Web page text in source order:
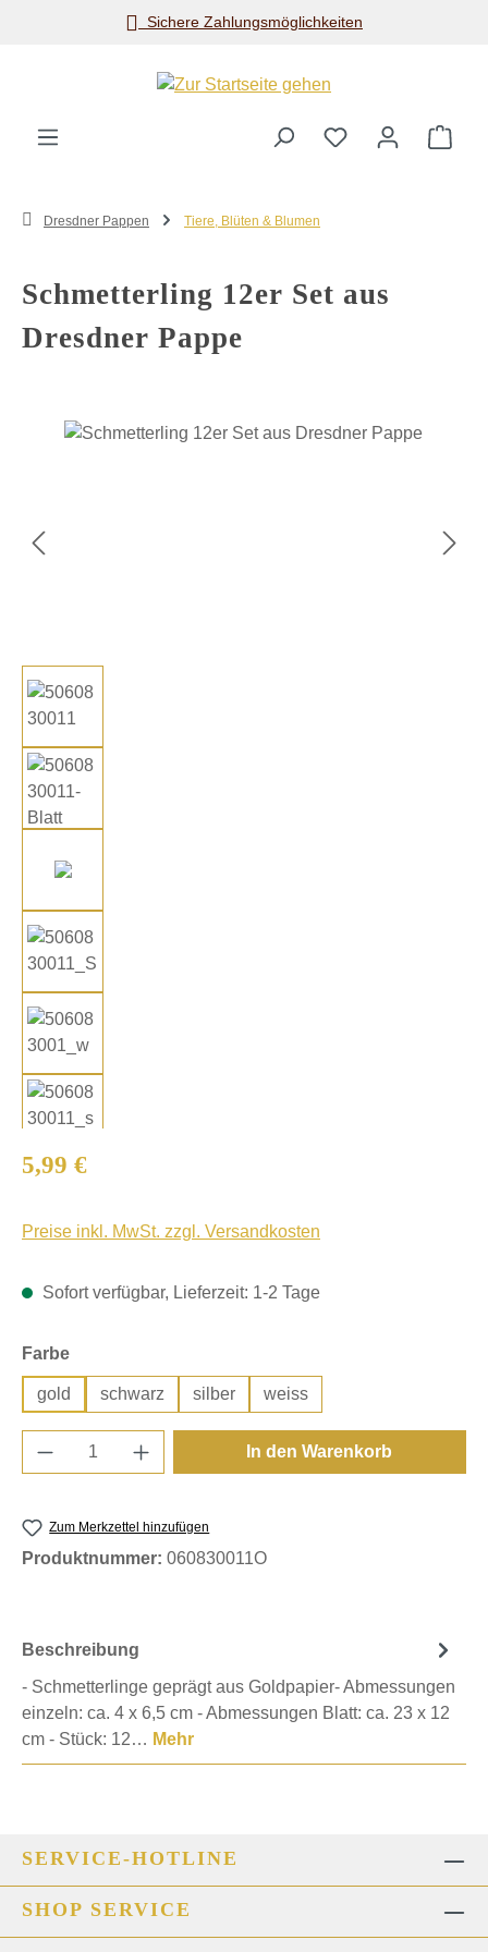
Zum Hauptinhalt springenSichere Zahlungsmöglichkeiten
Dresdner Pappen Tiere, Blüten & Blumen
Schmetterling 12er Set aus
Dresdner Pappe
Bildergalerie überspringen
Regulärer Preis:
5,99 €
Preise inkl. MwSt. zzgl. Versandkosten
Sofort verfügbar, Lieferzeit: 1-2 Tage
Farbeauswählen
gold schwarz silber weiss
Produkt Anzahl: Gib den gewünschten
In den Warenkorb
Zum Merkzettel hinzufügen
Produktnummer: 060830011O
Beschreibung
- Schmetterlinge geprägt aus Goldpapier- Abmessungen
einzeln: ca. 4 x 6,5 cm - Abmessungen Blatt: ca. 23 x 12
cm - Stück: 12… Mehr
SERVICE-HOTLINE
SHOP SERVICE